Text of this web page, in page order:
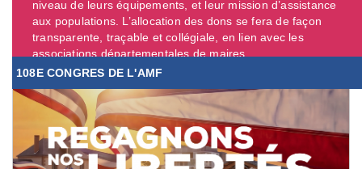
niveau de leurs équipements, et leur mission d’assistance
aux populations. L’allocation des dons se fera de façon
transparente, traçable et collégiale, en lien avec les
associations départementales de maires. ...
108E CONGRES DE L'AMF